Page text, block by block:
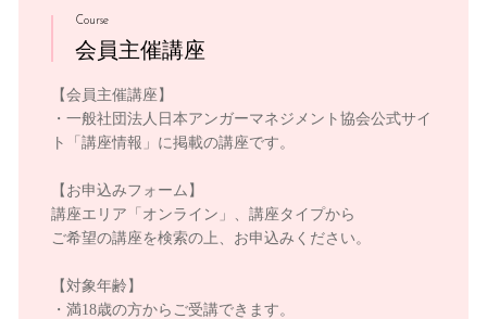
Course
会員主催講座
【会員主催講座】
・一般社団法人日本アンガーマネジメント協会公式サイ
ト「講座情報」に掲載の講座です。
【お申込みフォーム】
講座エリア「オンライン」、講座タイプから
ご希望の講座を検索の上、お申込みください。
【対象年齢】
・満18歳の方からご受講できます。